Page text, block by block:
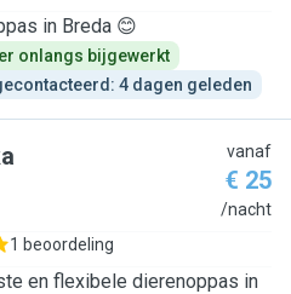
in Breda 😊
onlangs bijgewerkt
4 dagen geleden
vanaf
€ 25
/nacht
1 beoordeling
en flexibele dierenoppas in